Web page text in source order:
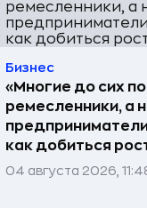
Бизнес
«Многие до сих
ремесленники, а
как добиться
04 августа 2026,